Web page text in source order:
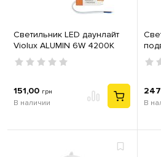
Светильник LED даунлайт
Violux ALUMIN 6W 4200K
квадрат IP20
151,00 грн
В наличии В